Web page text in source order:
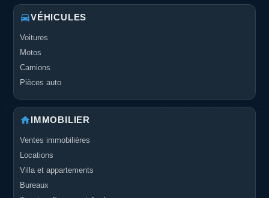
VÉHICULES
Voitures
Motos
Camions
Pièces auto
IMMOBILIER
Ventes immobilières
Locations
Villa et appartements
Bureaux